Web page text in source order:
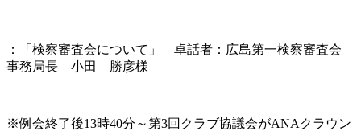
：「検察審査会について」 卓話者：広島第一検察審査会
事務局長 小田 勝彦様
※例会終了後13時40分～第3回クラブ協議会がANAクラウン